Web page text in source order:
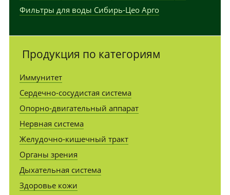
Фильтры для воды Сибирь-Цео Арго
Продукция по категориям
Иммунитет
Сердечно-сосудистая система
Опорно-двигательный аппарат
Нервная система
Желудочно-кишечный тракт
Органы зрения
Дыхательная система
Здоровье кожи